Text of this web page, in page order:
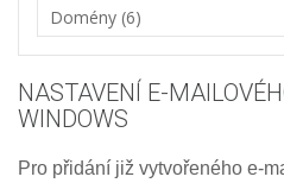
NASTAVENÍ E-
WINDOWS
Pro přidání již vytvořeného e-